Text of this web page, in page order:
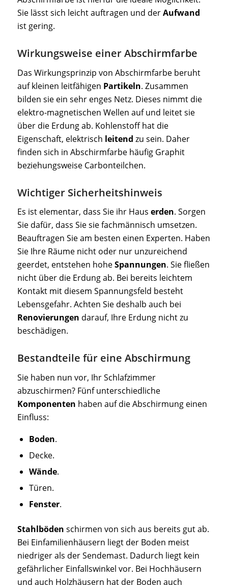
Sie lässt sich leicht auftragen und derAufwand
ist gering.
Wirkungsweise einer Abschirmfarbe
Das Wirkungsprinzip von Abschirmfarbe beruht
auf kleinen leitfähigen Partikeln. Zusammen
bilden sie ein sehr enges Netz. Dieses nimmt die
elektro-magnetischen Wellen auf und leitet sie
über die Erdung ab. Kohlenstoff hat die
Eigenschaft, elektrisch leitend zu sein. Daher
finden sich in Abschirmfarbe häufig Graphit
beziehungsweise Carbonteilchen.
Wichtiger Sicherheitshinweis
Es ist elementar, dass Sie ihr Haus erden. Sorgen
Sie dafür, dass Sie sie fachmännisch umsetzen.
Beauftragen Sie am besten einen Experten. Haben
Sie Ihre Räume nicht oder nur unzureichend
geerdet, entstehen hoheSpannungen. Sie fließen
nicht über die Erdung ab. Bei bereits leichtem
Kontakt mit diesem Spannungsfeld besteht
Lebensgefahr. Achten Sie deshalb auch bei
Renovierungen darauf, Ihre Erdung nicht zu
beschädigen.
Bestandteile für eine Abschirmung
Sie haben nun vor, Ihr Schlafzimmer
abzuschirmen? Fünf unterschiedliche
Komponenten haben auf die Abschirmung einen
Einfluss:
Boden.
Decke.
Wände.
Türen.
Fenster.
Stahlböden schirmen von sich aus bereits gut ab.
Bei Einfamilienhäusern liegt der Boden meist
niedriger als der Sendemast. Dadurch liegt kein
gefährlicher Einfallswinkel vor. Bei Hochhäusern
und auch Holzhäusern hat der Boden auch